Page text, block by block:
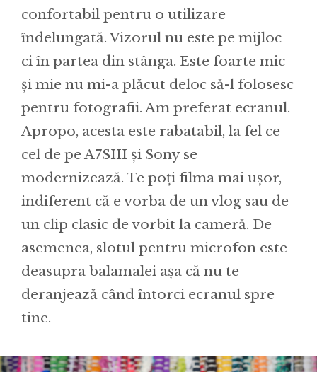
confortabil pentru o utilizare
îndelungată. Vizorul nu este pe mijloc
ci în partea din stânga. Este foarte mic
și mie nu mi-a plăcut deloc să-l folosesc
pentru fotografii. Am preferat ecranul.
Apropo, acesta este rabatabil, la fel ce
cel de pe A7SIII și Sony se
modernizează. Te poți filma mai ușor,
indiferent că e vorba de un vlog sau de
un clip clasic de vorbit la cameră. De
asemenea, slotul pentru microfon este
deasupra balamalei așa că nu te
deranjează când întorci ecranul spre
tine.